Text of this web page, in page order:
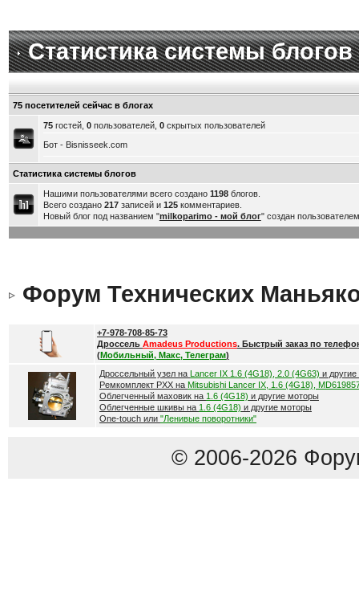
Статистика системы блогов
75 посетителей сейчас в блогах
75гостей, 0пользователей, 0скрытых пользователей
Бот - Bisnisseek.com
Статистика системы блогов
Нашими пользователями всего создано 1198блогов.
Всего создано 217записей и 125комментариев.
Новый блог под названием "milkoparimo - мой блог" создан
Форум Технических
+7-978-708-85-73
Дроссель Amadeus Productions. Быстрый заказ по
(Мобильный, Макс, Телеграм)
Дроссельный узел на Lancer IX 1.6 (4G18), 2.0 (4G63) и
Ремкомплект РХХ на Mitsubishi Lancer IX, 1.6 (4G18),
Облегченный маховик на 1.6 (4G18) и другие моторы
Облегченные шкивы на 1.6 (4G18) и другие моторы
One-touch или "Ленивые поворотники"
© 2006-2026